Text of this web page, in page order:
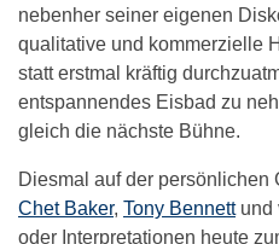
nebenher seiner eigenen
qualitative und kommerzielle
statt erstmal kräftig
entspannendes Eisbad zu
gleich die nächste Bühne.
Diesmal auf der persönlichen
Chet Baker, Tony Bennettund
oder Interpretationen heute